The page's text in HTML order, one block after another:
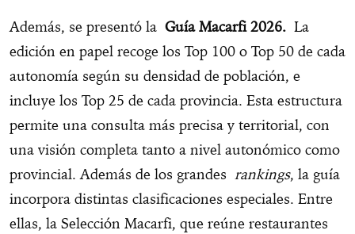
Además, se presentó la Guía Macarfi 2026. La
edición en papel recoge los Top 100 o Top 50 de cada
autonomía según su densidad de población, e
incluye los Top 25 de cada provincia. Esta estructura
permite una consulta más precisa y territorial, con
una visión completa tanto a nivel autonómico como
provincial. Además de los grandes rankings, la guía
incorpora distintas clasificaciones especiales. Entre
ellas, la Selección Macarfi, que reúne restaurantes